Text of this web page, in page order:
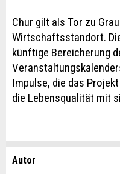
Chur gilt als Tor zu
Wirtschaftsstandort.
künftige Bereicherung
Impulse, die das
die Lebensqualität mit
Autor